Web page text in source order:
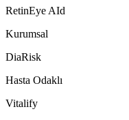
RetinEye AId
Kurumsal
DiaRisk
Hasta Odaklı
Vitalify